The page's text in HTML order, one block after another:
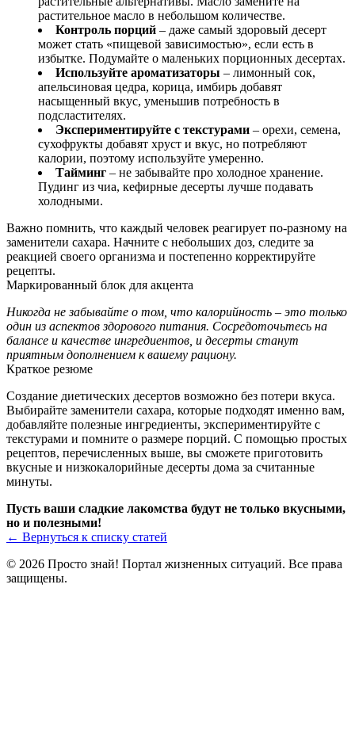
растительное масло в небольшом количестве.
Контроль порций – даже самый здоровый десерт
может стать «пищевой зависимостью», если есть в
избытке. Подумайте о маленьких порционных десертах.
Используйте ароматизаторы – лимонный сок,
апельсиновая цедра, корица, имбирь добавят
насыщенный вкус, уменьшив потребность в
подсластителях.
Экспериментируйте с текстурами – орехи, семена,
сухофрукты добавят хруст и вкус, но потребляют
калории, поэтому используйте умеренно.
Тайминг – не забывайте про холодное хранение.
Пудинг из чиа, кефирные десерты лучше подавать
холодными.
Важно помнить, что каждый человек реагирует по-разному на
заменители сахара. Начните с небольших доз, следите за
реакцией своего организма и постепенно корректируйте
рецепты.
Маркированный блок для акцента
Никогда не забывайте о том, что калорийность – это только
один из аспектов здорового питания. Сосредоточьтесь на
балансе и качестве ингредиентов, и десерты станут
приятным дополнением к вашему рациону.
Краткое резюме
Создание диетических десертов возможно без потери вкуса.
Выбирайте заменители сахара, которые подходят именно вам,
добавляйте полезные ингредиенты, экспериментируйте с
текстурами и помните о размере порций. С помощью простых
рецептов, перечисленных выше, вы сможете приготовить
вкусные и низкокалорийные десерты дома за считанные
минуты.
Пусть ваши сладкие лакомства будут не только вкусными,
но и полезными!
← Вернуться к списку статей
© 2026 Просто знай! Портал жизненных ситуаций. Все права
защищены.